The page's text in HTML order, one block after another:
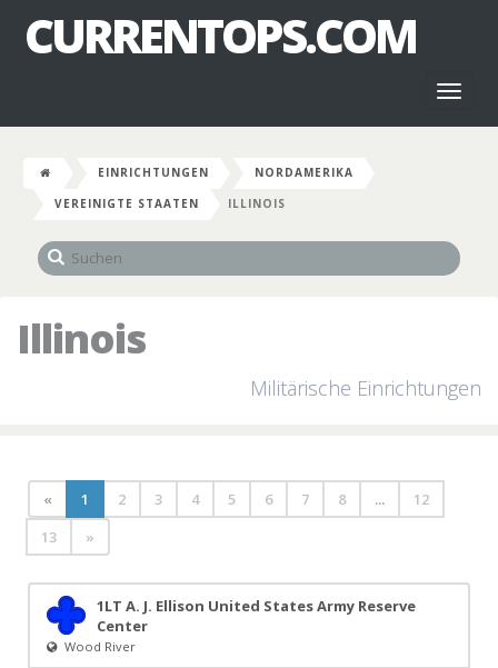
CURRENTOPS.COM
EINRICHTUNGEN
NORDAMERIKA
VEREINIGTE STAATEN
ILLINOIS
Illinois
Militärische Einrichtungen
« 1 2 3 4 5 6 7 8 ...
12
13
»
1LT A. J. Ellison United States Army Reserve
Center
Wood River